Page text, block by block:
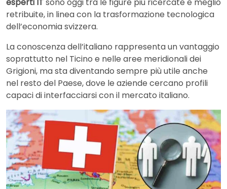
esperti ITsono oggi tra le figure più ricercate e meglio
retribuite, in linea con la trasformazione tecnologica
dell’economia svizzera.
La conoscenza dell’italiano rappresenta un vantaggio
soprattutto nel Ticino e nelle aree meridionali dei
Grigioni, ma sta diventando sempre più utile anche
nel resto del Paese, dove le aziende cercano profili
capaci di interfacciarsi con il mercato italiano.